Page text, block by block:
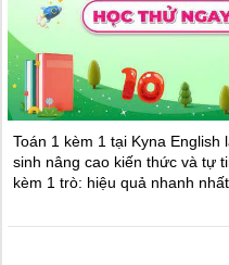
Toán 1 kèm 1 tại Kyna
sinh nâng cao kiến thức và tự
kèm 1 trò: hiệu quả nhanh